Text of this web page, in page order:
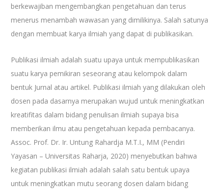
berkewajiban mengembangkan pengetahuan dan terus
menerus menambah wawasan yang dimilikinya. Salah satunya
dengan membuat karya ilmiah yang dapat di publikasikan.
Publikasi ilmiah adalah suatu upaya untuk mempublikasikan
suatu karya pemikiran seseorang atau kelompok dalam
bentuk Jurnal atau artikel. Publikasi ilmiah yang dilakukan oleh
dosen pada dasarnya merupakan wujud untuk meningkatkan
kreatifitas dalam bidang penulisan ilmiah supaya bisa
memberikan ilmu atau pengetahuan kepada pembacanya.
Assoc. Prof. Dr. Ir. Untung Rahardja M.T.I., MM (Pendiri
Yayasan – Universitas Raharja, 2020) menyebutkan bahwa
kegiatan publikasi ilmiah adalah salah satu bentuk upaya
untuk meningkatkan mutu seorang dosen dalam bidang